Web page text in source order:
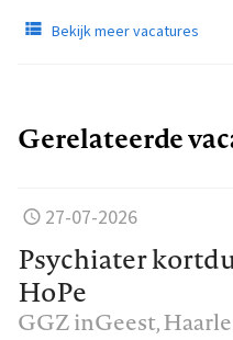
Bekijk meer vacatures
Gerelateerde
27-07-2026
Psychiater
HoPe
GGZ inGeest,